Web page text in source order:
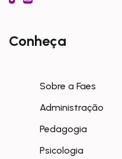
Conheça
Sobre a Faes
Administração
Pedagogia
Psicologia